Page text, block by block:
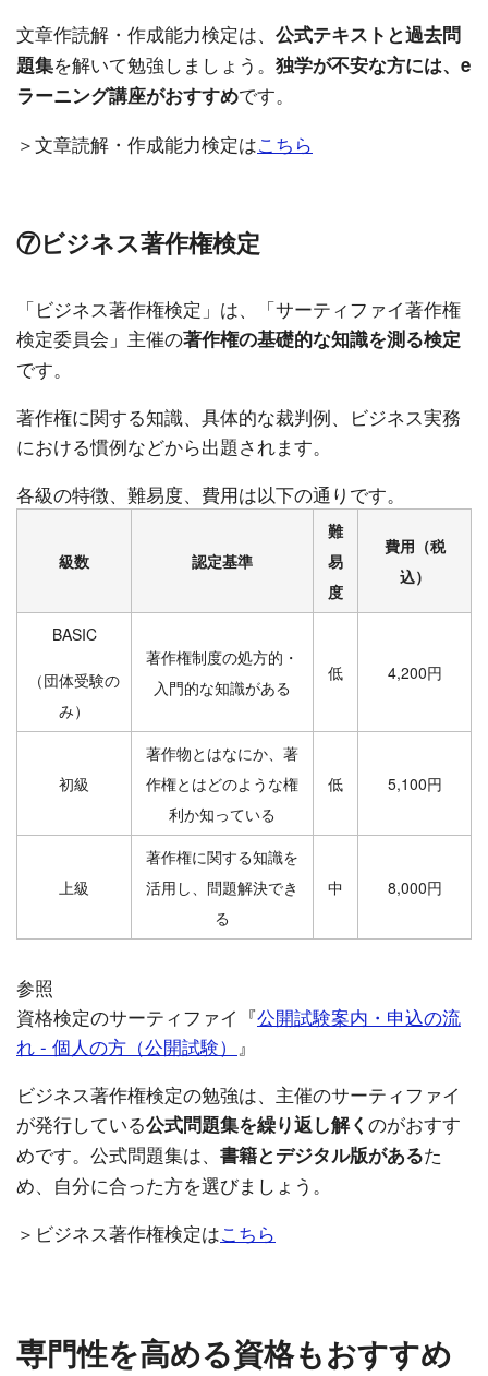
文章作読解・作成能力検定は、 公式テキストと過去問
題集を解いて勉強しましょう。 独学が不安な方には、 e
ラーニング講座がおすすめです。
＞文章読解・作成能力検定はこちら
⑦ビジネス著作権検定
「ビジネス著作権検定」は、「サーティファイ著作権
検定委員会」主催の著作権の基礎的な知識を測る検定
です。
著作権に関する知識、具体的な裁判例、ビジネス実務
における慣例などから出題されます。
各級の特徴、難易度、費用は以下の通りです。
級数 認定基準
難
易
度
費用（税
込）
BASIC
（団体受験の
み）
著作権制度の処方的・
入門的な知識がある
低 4,200円
初級
著作物とはなにか、著
作権とはどのような権
利か知っている
低 5,100円
上級
著作権に関する知識を
活用し、問題解決でき
る
中 8,000円
参照
資格検定のサーティファイ『公開試験案内・申込の流
れ - 個人の方（公開試験） 』
ビジネス著作権検定の勉強は、主催のサーティファイ
が発行している公式問題集を繰り返し解く のがおすす
めです。公式問題集は、 書籍とデジタル版があるた
め、自分に合った方を選びましょう。
＞ビジネス著作権検定はこちら
専門性を高める資格もおすすめ